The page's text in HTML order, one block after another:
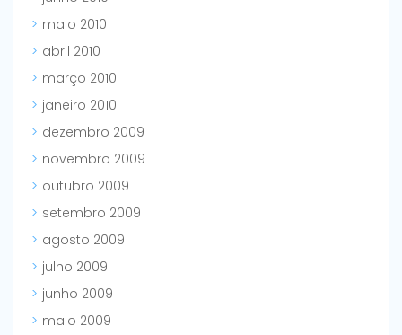
maio 2010
abril 2010
março 2010
janeiro 2010
dezembro 2009
novembro 2009
outubro 2009
setembro 2009
agosto 2009
julho 2009
junho 2009
maio 2009